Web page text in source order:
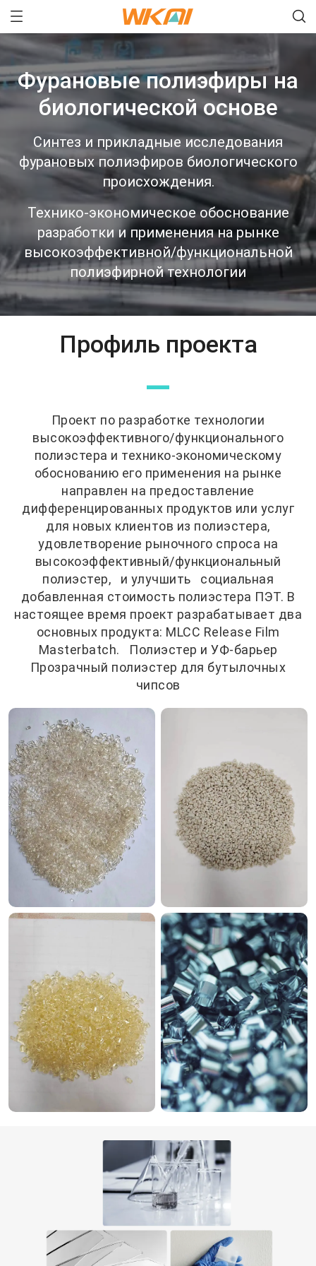
Фурановые полиэфиры на
биологической основе
Синтез и прикладные исследования
фурановых полиэфиров биологического
происхождения.
Технико-экономическое обоснование
разработки и применения на рынке
высокоэффективной/функциональной
полиэфирной технологии
Профиль проекта
—
Проект по разработке технологии
высокоэффективного/функционального
полиэстера и технико-экономическому
обоснованию его применения на рынке
направлен на предоставление
дифференцированных продуктов или услуг
для новых клиентов из полиэстера,
удовлетворение рыночного спроса на
высокоэффективный/функциональный
полиэстер, и улучшить социальная
добавленная стоимость полиэстера ПЭТ. В
настоящее время проект разрабатывает два
основных продукта: MLCC Release Film
Masterbatch. Полиэстер и УФ-барьер
Прозрачный полиэстер для бутылочных
чипсов